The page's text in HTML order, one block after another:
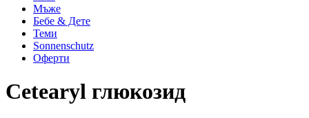
Мъже
Бебе & Дете
Теми
Sonnenschutz
Оферти
Cetearyl глюкозид